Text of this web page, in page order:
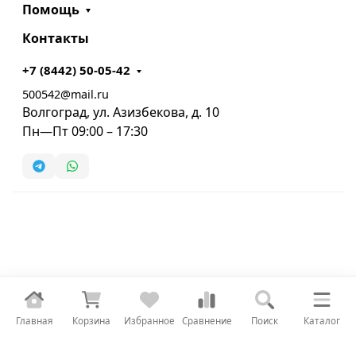
Главная Корзина Избранное Сравнение Поиск Каталог
Помощь
Контакты
+7 (8442) 50-05-42
500542@mail.ru
Волгоград, ул. Азизбекова, д. 10
Пн—Пт 09:00 – 17:30